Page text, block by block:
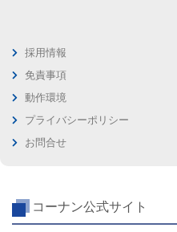
採用情報
免責事項
動作環境
プライバシーポリシー
お問合せ
コーナン公式サイト